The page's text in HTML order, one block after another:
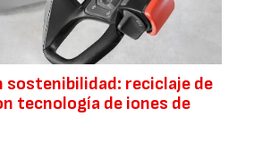
sostenibilidad: reciclaje de
tecnología de iones de